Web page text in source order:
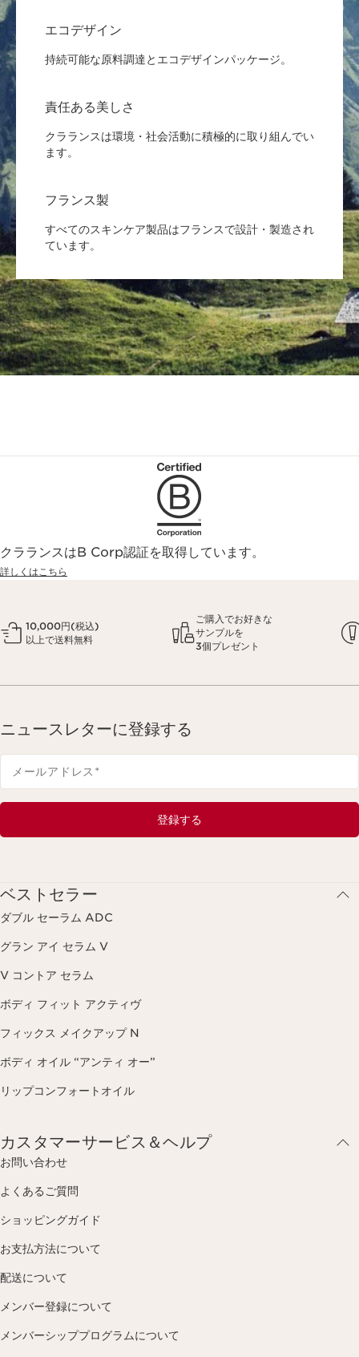
エコデザイン
持続可能な原料調達とエコデザインパッケージ。
責任ある美しさ
クラランスは環境・社会活動に積極的に取り組んでい
ます。
フランス製
すべてのスキンケア製品はフランスで設計・製造され
ています。
クラランスはB Corp認証を取得しています。
詳しくはこちら
10,000円(税込)
以上で送料無料
ご購入でお好きな
サンプルを
3個プレゼント
ニュースレターに登録する
メールアドレス *
登録する
ベストセラー
ダブル セーラム ADC
グラン アイ セラム V
V コントア セラム
ボディ フィット アクティヴ
フィックス メイクアップ N
ボディ オイル “アンティ オー”
リップコンフォートオイル
カスタマーサービス＆ヘルプ
お問い合わせ
よくあるご質問
ショッピングガイド
お支払方法について
配送について
メンバー登録について
メンバーシッププログラムについて